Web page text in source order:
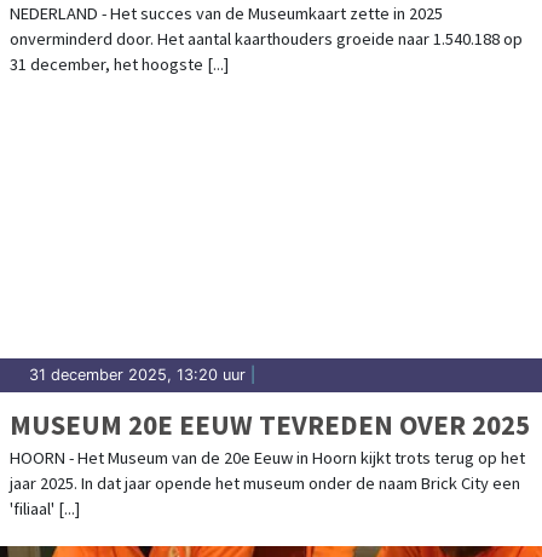
NEDERLAND - Het succes van de Museumkaart zette in 2025
onverminderd door. Het aantal kaarthouders groeide naar 1.540.188 op
31 december, het hoogste [...]
31 december 2025, 13:20 uur
MUSEUM 20E EEUW TEVREDEN OVER 2025
HOORN - Het Museum van de 20e Eeuw in Hoorn kijkt trots terug op het
jaar 2025. In dat jaar opende het museum onder de naam Brick City een
'filiaal' [...]